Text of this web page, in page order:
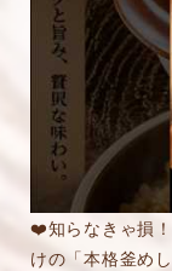
❤️知らなきゃ損
けの「本格釜め